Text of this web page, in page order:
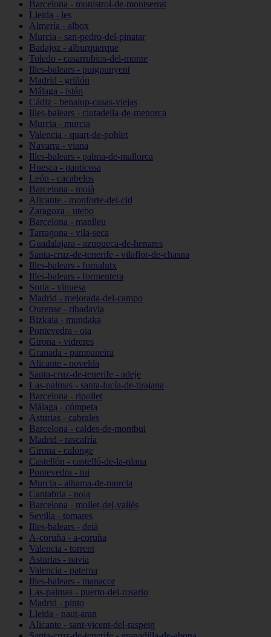
Barcelona - monistrol-de-montserrat
Lleida - les
Almería - albox
Murcia - san-pedro-del-pinatar
Badajoz - alburquerque
Toledo - casarrubios-del-monte
Illes-balears - puigpunyent
Madrid - griñón
Málaga - istán
Cádiz - benalup-casas-viejas
Illes-balears - ciutadella-de-menorca
Murcia - murcia
Valencia - quart-de-poblet
Navarra - viana
Illes-balears - palma-de-mallorca
Huesca - panticosa
León - cacabelos
Barcelona - moià
Alicante - monforte-del-cid
Zaragoza - utebo
Barcelona - manlleu
Tarragona - vila-seca
Guadalajara - azuqueca-de-henares
Santa-cruz-de-tenerife - vilaflor-de-chasna
Illes-balears - fornalutx
Illes-balears - formentera
Soria - vinuesa
Madrid - mejorada-del-campo
Ourense - ribadavia
Bizkaia - mundaka
Pontevedra - oia
Girona - vidreres
Granada - pampaneira
Alicante - novelda
Santa-cruz-de-tenerife - adeje
Las-palmas - santa-lucía-de-tirajana
Barcelona - ripollet
Málaga - cómpeta
Asturias - cabrales
Barcelona - caldes-de-montbui
Madrid - rascafría
Girona - calonge
Castellón - castelló-de-la-plana
Pontevedra - tui
Murcia - alhama-de-murcia
Cantabria - noja
Barcelona - mollet-del-vallès
Sevilla - tomares
Illes-balears - deià
A-coruña - a-coruña
Valencia - torrent
Asturias - navia
Valencia - paterna
Illes-balears - manacor
Las-palmas - puerto-del-rosario
Madrid - pinto
Lleida - naut-aran
Alicante - sant-vicent-del-raspeig